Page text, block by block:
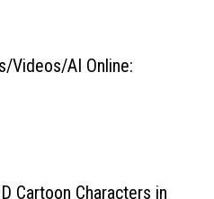
Videos/AI Online:
Cartoon Characters in